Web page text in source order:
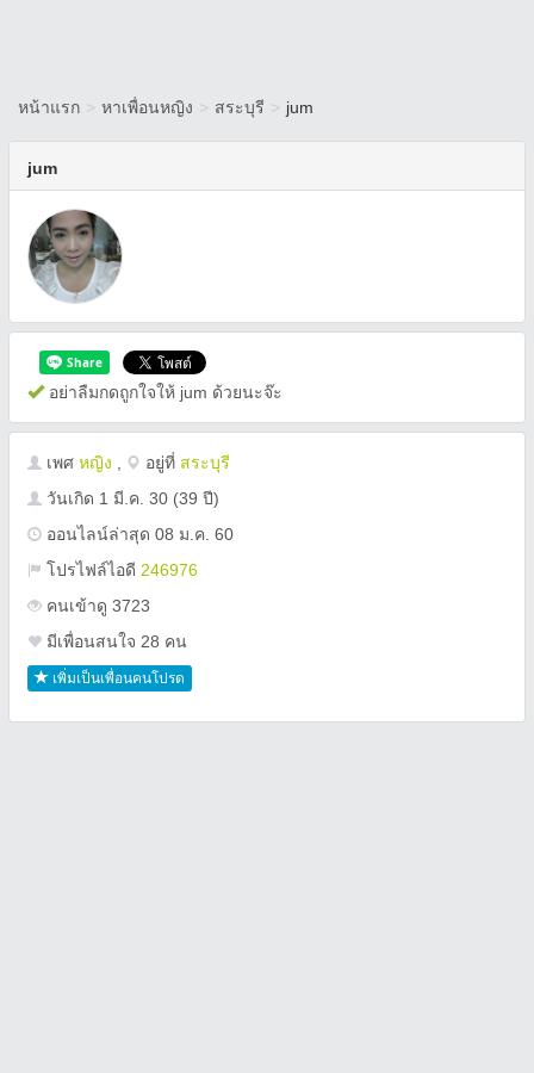
หน้าแรก > หาเพื่อนหญิง > สระบุรี > jum
jum
อย่าลืมกดถูกใจให้ jum ด้วยนะจ๊ะ
เพศ หญิง อยู่ที่ สระบุรี
วันเกิด 1 มี.ค. 30 (39 ปี)
ออนไลน์ล่าสุด 08 ม.ค. 60
โปรไฟล์ไอดี 246976
คนเข้าดู 3723
มีเพื่อนสนใจ 28 คน
เพิ่มเป็นเพื่อนคนโปรด